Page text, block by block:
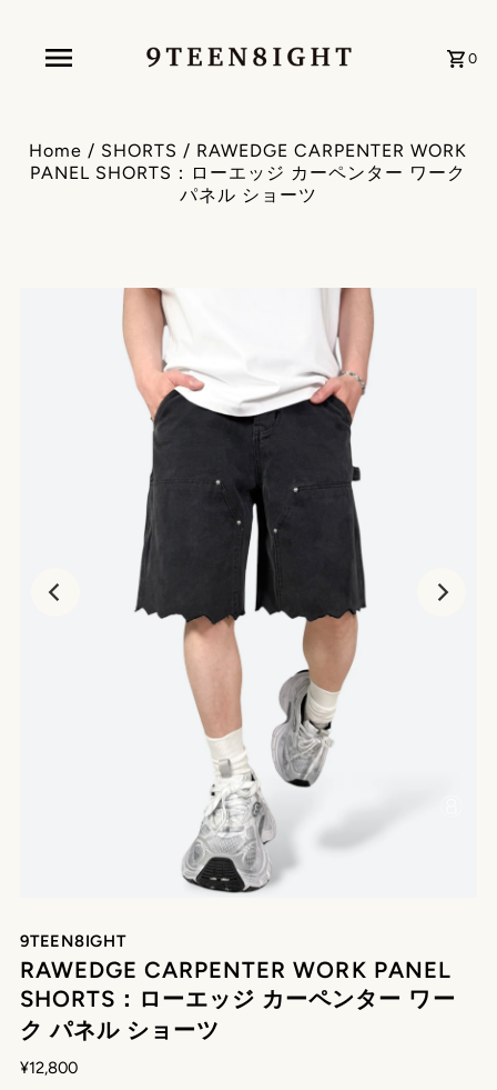
0
Home / SHORTS / RAWEDGE CARPENTER WORK
PANEL SHORTS：ローエッジ カーペンター ワーク
パネル ショーツ
9TEEN8IGHT
RAWEDGE CARPENTER WORK PANEL
SHORTS：ローエッジ カーペンター ワー
ク パネル ショーツ
¥12,800